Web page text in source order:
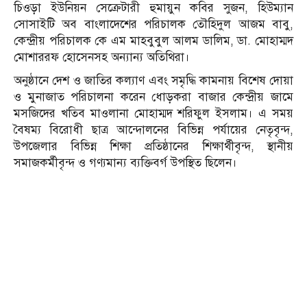
চিওড়া ইউনিয়ন সেক্রেটারী হুমায়ুন কবির সুজন, হিউম্যান
সোসাইটি অব বাংলাদেশের পরিচালক তৌহিদুল আজম বাবু,
কেন্দ্রীয় পরিচালক কে এম মাহবুবুল আলম ডালিম, ডা. মোহাম্মদ
মোশাররফ হোসেনসহ অন্যান্য অতিথিরা।
অনুষ্ঠানে দেশ ও জাতির কল্যাণ এবং সমৃদ্ধি কামনায় বিশেষ দোয়া
ও মুনাজাত পরিচালনা করেন ধোড়করা বাজার কেন্দ্রীয় জামে
মসজিদের খতিব মাওলানা মোহাম্মদ শরিফুল ইসলাম। এ সময়
বৈষম্য বিরোধী ছাত্র আন্দোলনের বিভিন্ন পর্যায়ের নেতৃবৃন্দ,
উপজেলার বিভিন্ন শিক্ষা প্রতিষ্ঠানের শিক্ষার্থীবৃন্দ, স্থানীয়
সমাজকর্মীবৃন্দ ও গণ্যমান্য ব্যক্তিবর্গ উপস্থিত ছিলেন।